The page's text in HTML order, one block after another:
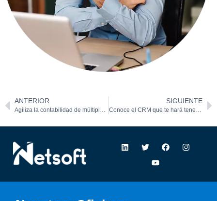
ANTERIOR
Agiliza la contabilidad de múltiples entidades con NetSuite.
SIGUIENTE
Conoce el CRM que te hará tener una mejor relación con tus clientes